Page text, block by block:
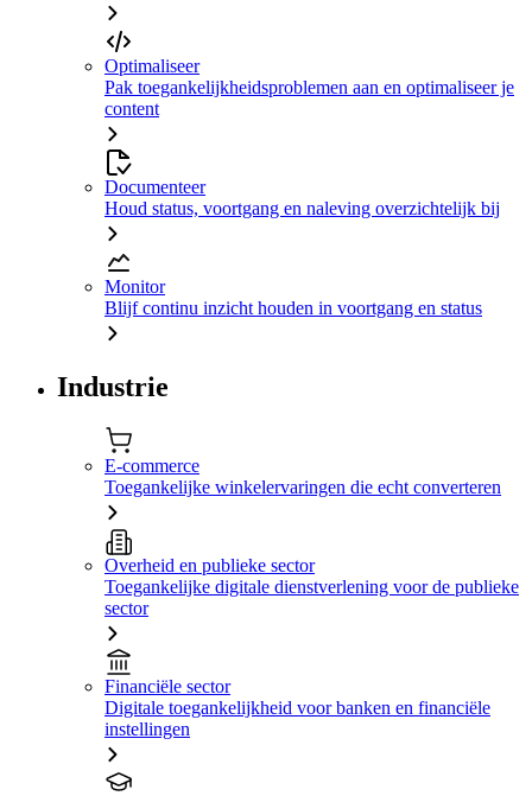
Optimaliseer
Pak toegankelijkheidsproblemen aan en optimaliseer je
content
Documenteer
Houd status, voortgang en naleving overzichtelijk bij
Monitor
Blijf continu inzicht houden in voortgang en status
Industrie
E-commerce
Toegankelijke winkelervaringen die echt converteren
Overheid en publieke sector
Toegankelijke digitale dienstverlening voor de publieke
sector
Financiële sector
Digitale toegankelijkheid voor banken en financiële
instellingen